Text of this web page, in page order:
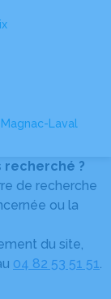
Laval
recherché ?
de recherche
ou la
du site,
04 82 53 51 51.